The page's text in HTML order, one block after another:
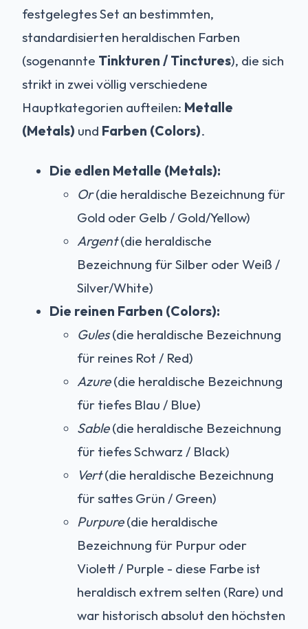
festgelegtes Set an bestimmten,
standardisierten heraldischen Farben
(sogenannte Tinkturen / Tinctures), die sich
strikt in zwei völlig verschiedene
Hauptkategorien aufteilen: Metalle
(Metals) und Farben (Colors).
Die edlen Metalle (Metals):
Or(die heraldische Bezeichnung für
Gold oder Gelb / Gold/Yellow)
Argent(die heraldische
Bezeichnung für Silber oder Weiß /
Silver/White)
Die reinen Farben (Colors):
Gules(die heraldische Bezeichnung
für reines Rot / Red)
Azure(die heraldische Bezeichnung
für tiefes Blau / Blue)
Sable(die heraldische Bezeichnung
für tiefes Schwarz / Black)
Vert(die heraldische Bezeichnung
für sattes Grün / Green)
Purpure(die heraldische
Bezeichnung für Purpur oder
Violett / Purple - diese Farbe ist
heraldisch extrem selten (Rare) und
war historisch absolut den höchsten